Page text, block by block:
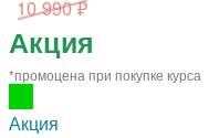
10 990 ₽
Акция
*промоцена при покупке курса
Акция